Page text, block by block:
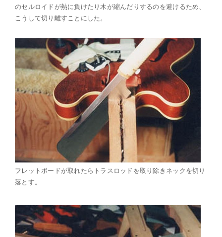
のセルロイドが熱に負けたり木が縮んだりするのを避けるため、
こうして切り離すことにした。
フレットボードが取れたらトラスロッドを取り除きネックを切り
落とす。